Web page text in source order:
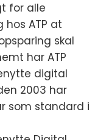
for alle
ATP at
skal
har ATP
digital
2003 har
som standard i